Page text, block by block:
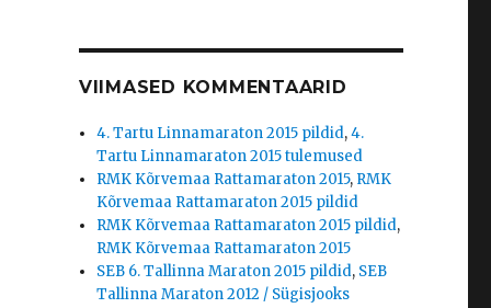
VIIMASED KOMMENTAARID
4. Tartu Linnamaraton 2015 pildid,4.
Tartu Linnamaraton 2015 tulemused
RMK Kõrvemaa Rattamaraton 2015, RMK
Kõrvemaa Rattamaraton 2015 pildid
RMK Kõrvemaa Rattamaraton 2015 pildid,
RMK Kõrvemaa Rattamaraton 2015
SEB 6. Tallinna Maraton 2015 pildid, SEB
Tallinna Maraton 2012 / Sügisjooks